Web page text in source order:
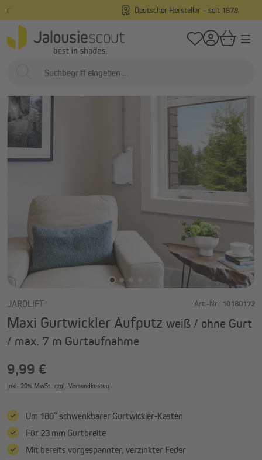
springen
Deutscher Hersteller – seit 1878
Startseite
JAROLIFT Art.-Nr.: 10180172
Maxi Gurtwickler Aufputz weiß / ohne Gurt
/ max. 7 m Gurtaufnahme
9,99 €
Inkl. 20% MwSt. zzgl. Versandkosten
Um 180° schwenkbarer Gurtwickler-Kasten
Für 23 mm Gurtbreite
Mit bereits vorgespannter, verzinkter Feder